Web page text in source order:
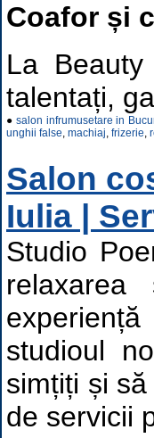
Coafor și
La
talentați,
●salon infrumusetare in
unghii false, machiaj, frizerie,
Salon
Iulia |
Studio
studioul
simțiți și
de servicii